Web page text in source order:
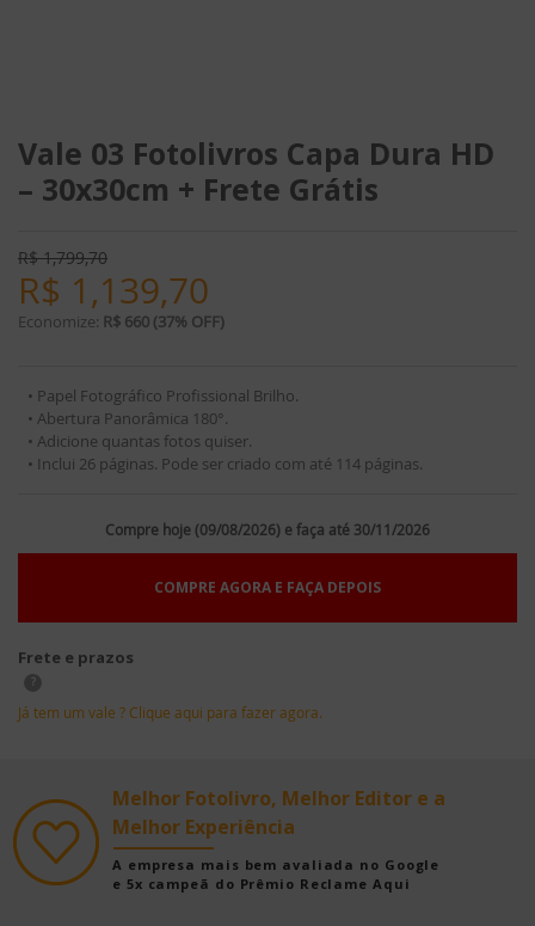
Vale 03 Fotolivros Capa Dura HD
– 30x30cm + Frete Grátis
R$1,799,70
R$ 1,139,70
Economize: R$ 660 (37% OFF)
• Papel Fotográfico Profissional Brilho.
• Abertura Panorâmica 180°.
• Adicione quantas fotos quiser.
• Inclui 26 páginas. Pode ser criado com até 114 páginas.
Compre hoje (09/08/2026) e faça até 30/11/2026
COMPRE AGORA E FAÇA DEPOIS
Frete e prazos
?
Já tem um vale ? Clique aqui para fazer agora.
Melhor Fotolivro, Melhor Editor e a
Melhor Experiência
A empresa mais bem avaliada no Google
e 5x campeã do Prêmio Reclame Aqui